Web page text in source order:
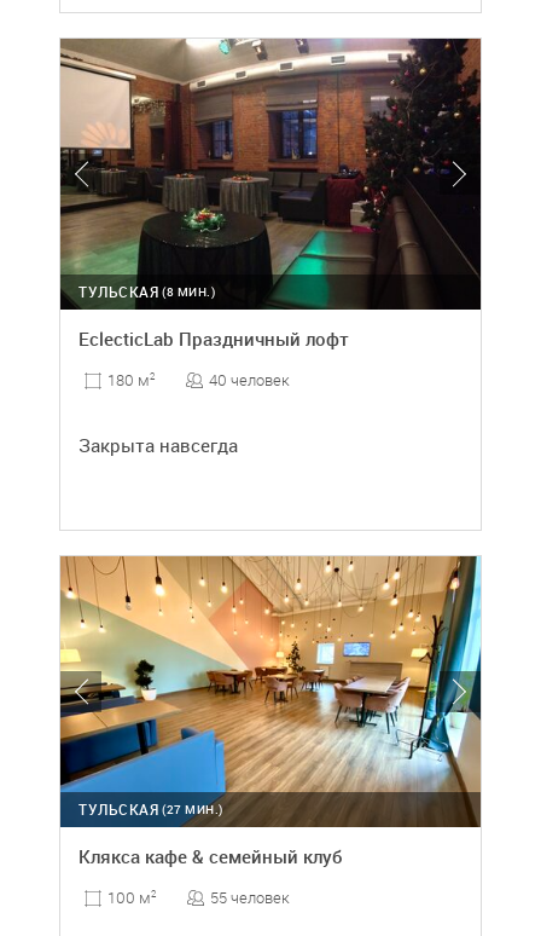
(8 МИН.)
ТУЛЬСКАЯ
EclecticLab Праздничный лофт
180 м2 40 человек
Закрыта навсегда
(27 МИН.)
ТУЛЬСКАЯ
Клякса кафе & семейный клуб
100 м2 55 человек